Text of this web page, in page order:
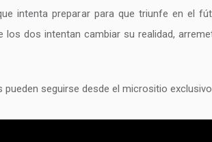
intenta preparar para que triunfe en el
los dos intentan cambiar su realidad,
pueden seguirse desde el micrositio